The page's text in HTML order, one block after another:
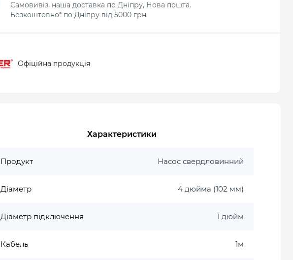
Самовивіз, наша доставка по Дніпру, Нова пошта.
Безкоштовно* по Дніпру від 5000 грн.
Офіційна продукція
Характеристики
Продукт Насос свердловинний
Діаметр 4 дюйма (102 мм)
Діаметр підключення 1 дюйм
Кабель 1м